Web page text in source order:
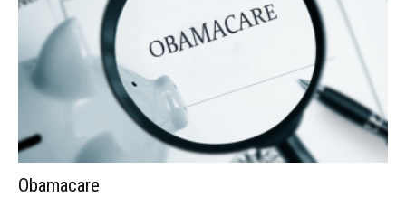
Obamacare